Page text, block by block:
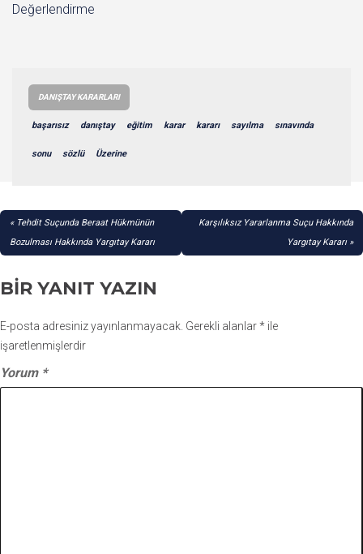
Değerlendirme
DANIŞTAY KARARLARI
başarısız danıştay eğitim karar kararı sayılma sınavında
sonu sözlü Üzerine
YAZI
GEZINMESI
Tehdit Suçunda Beraat Hükmünün
Bozulması Hakkında Yargıtay Kararı
Karşılıksız Yararlanma Suçu Hakkında
Yargıtay Kararı
BIR YANIT YAZIN
E-posta adresiniz yayınlanmayacak. Gerekli alanlar* ile
işaretlenmişlerdir
Yorum *